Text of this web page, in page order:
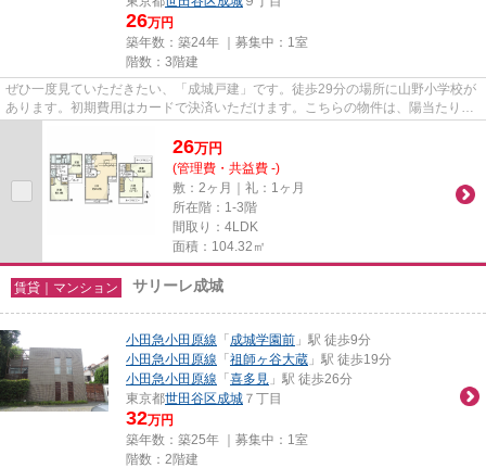
26万円
築年数：築24年 ｜募集中： 1室
階数：3階建
ぜひ一度見ていただきたい、「成城戸建」です。徒歩29分の場所に山野小学校が
あります。初期費用はカードで決済いただけます。こちらの物件は、陽当たり良
好です。賃貸戸建て探しも楽...
26万円
(管理費・共益費 -)
敷：2ヶ月｜礼：1ヶ月
所在階：1-3階
間取り：4LDK
面積：104.32㎡
賃貸｜マンション サリーレ成城
小田急小田原線 「成城学園前 」駅 徒歩9分
小田急小田原線 「祖師ヶ谷大蔵 」駅 徒歩19分
小田急小田原線 「喜多見 」駅 徒歩26分
東京都世田谷区成城 ７丁目
32万円
築年数：築25年 ｜募集中： 1室
階数：2階建